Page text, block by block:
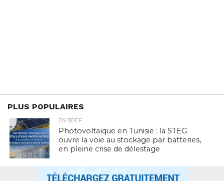
PLUS POPULAIRES
EN BREF
Photovoltaïque en Tunisie : la STEG
ouvre la voie au stockage par batteries,
en pleine crise de délestage